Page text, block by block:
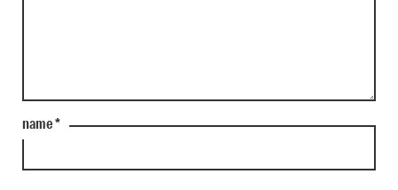
name*